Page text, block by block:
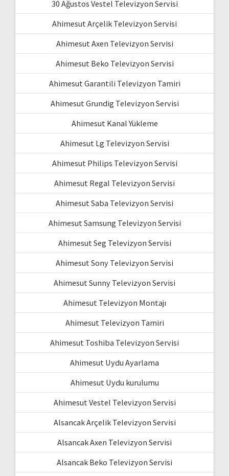
30 Ağustos Vestel Televizyon Servisi
Ahimesut Arçelik Televizyon Servisi
Ahimesut Axen Televizyon Servisi
Ahimesut Beko Televizyon Servisi
Ahimesut Garantili Televizyon Tamiri
Ahimesut Grundig Televizyon Servisi
Ahimesut Kanal Yükleme
Ahimesut Lg Televizyon Servisi
Ahimesut Philips Televizyon Servisi
Ahimesut Regal Televizyon Servisi
Ahimesut Saba Televizyon Servisi
Ahimesut Samsung Televizyon Servisi
Ahimesut Seg Televizyon Servisi
Ahimesut Sony Televizyon Servisi
Ahimesut Sunny Televizyon Servisi
Ahimesut Televizyon Montajı
Ahimesut Televizyon Tamiri
Ahimesut Toshiba Televizyon Servisi
Ahimesut Uydu Ayarlama
Ahimesut Uydu kurulumu
Ahimesut Vestel Televizyon Servisi
Alsancak Arçelik Televizyon Servisi
Alsancak Axen Televizyon Servisi
Alsancak Beko Televizyon Servisi